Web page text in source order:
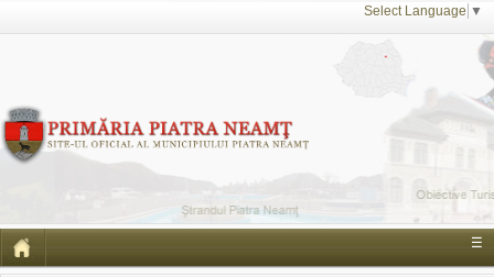
Select Language ▼
☰